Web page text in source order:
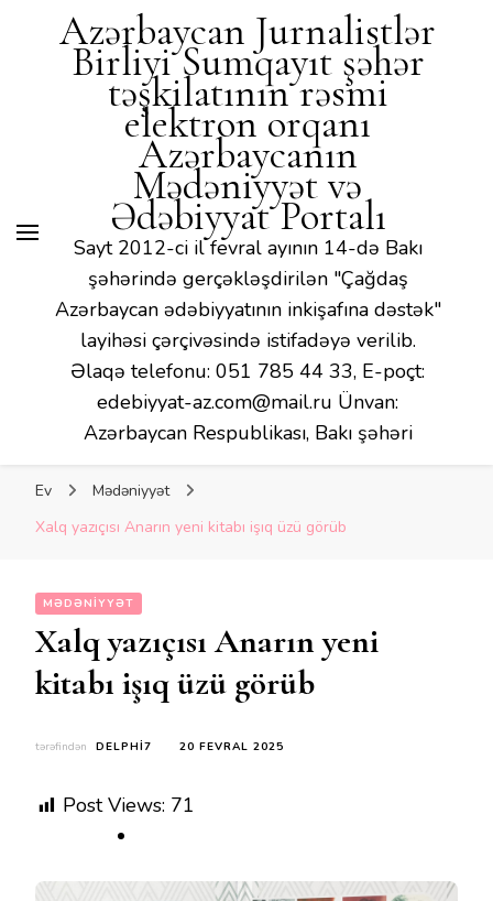
Mədəniyyət və Ədəbiyyat
Portalı
Azərbaycan Jurnalistlər
Birliyi Sumqayıt şəhər
təşkilatının rəsmi
elektron orqanı
Azərbaycanın
Mədəniyyət və
Ədəbiyyat Portalı
Sayt 2012-ci il fevral ayının 14-də Bakı
şəhərində gerçəkləşdirilən "Çağdaş
Azərbaycan ədəbiyyatının inkişafına dəstək"
layihəsi çərçivəsində istifadəyə verilib.
Əlaqə telefonu: 051 785 44 33, E-poçt:
edebiyyat-az.com@mail.ru Ünvan:
Azərbaycan Respublikası, Bakı şəhəri
Ev
Mədəniyyət
Xalq yazıçısı Anarın yeni kitabı işıq üzü görüb
MƏDƏNIYYƏT
Xalq yazıçısı Anarın yeni
kitabı işıq üzü görüb
tərəfindən DELPHI7 20 FEVRAL 2025
Post Views: 71